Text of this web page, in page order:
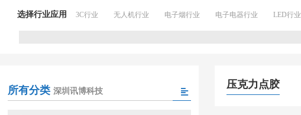
选择行业应用 3C行业 无人机行业 电子烟行业 电子电器行业 LED行业
压克力点胶
所有分类 深圳讯博科技